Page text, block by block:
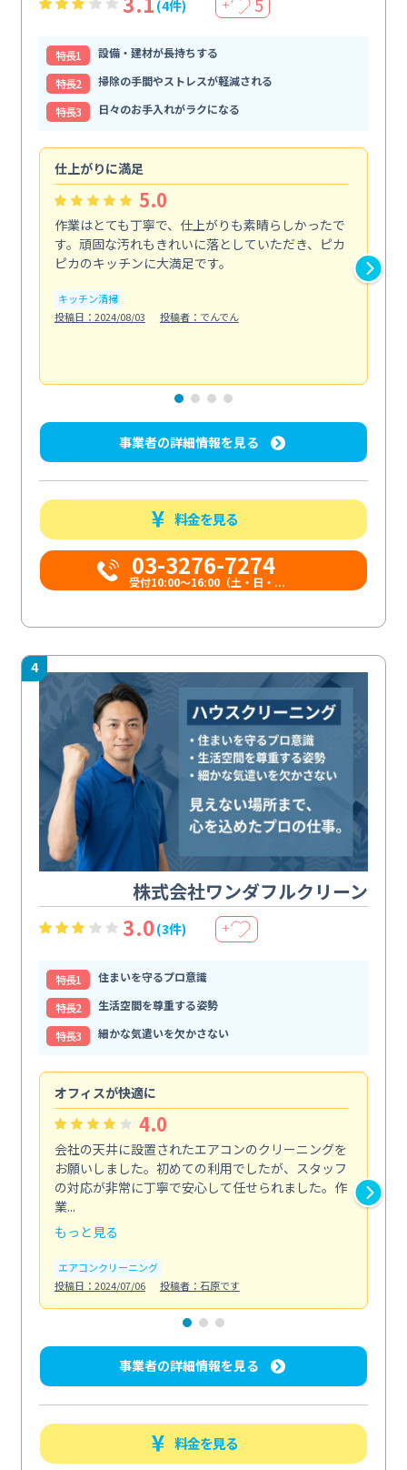
(4件) ＋ 5
特⻑1
設備・建材が長持ちする
特⻑2
掃除の手間やストレスが軽減される
特⻑3
日々のお手入れがラクになる
仕上がりに満足
5.0
作業はとても丁寧で、仕上がりも素晴らしかったで
す。頑固な汚れもきれいに落としていただき、ピカ
ピカのキッチンに大満足です。
キッチン清掃
投稿日：2024/08/03
投稿者：でんでん
事業者の詳細情報を見る
料金を見る
03-3276-7274
受付10:00〜16:00（土・日・...
4
株式会社ワンダフルクリーン
3.0(3件) ＋
特⻑1
住まいを守るプロ意識
特⻑2
生活空間を尊重する姿勢
特⻑3
細かな気遣いを欠かさない
オフィスが快適に
4.0
会社の天井に設置されたエアコンのクリーニングを
お願いしました。初めての利用でしたが、スタッフ
の対応が非常に丁寧で安心して任せられました。作
業...
もっと見る
エアコンクリーニング
投稿日：2024/07/06
投稿者：石原です
事業者の詳細情報を見る
料金を見る